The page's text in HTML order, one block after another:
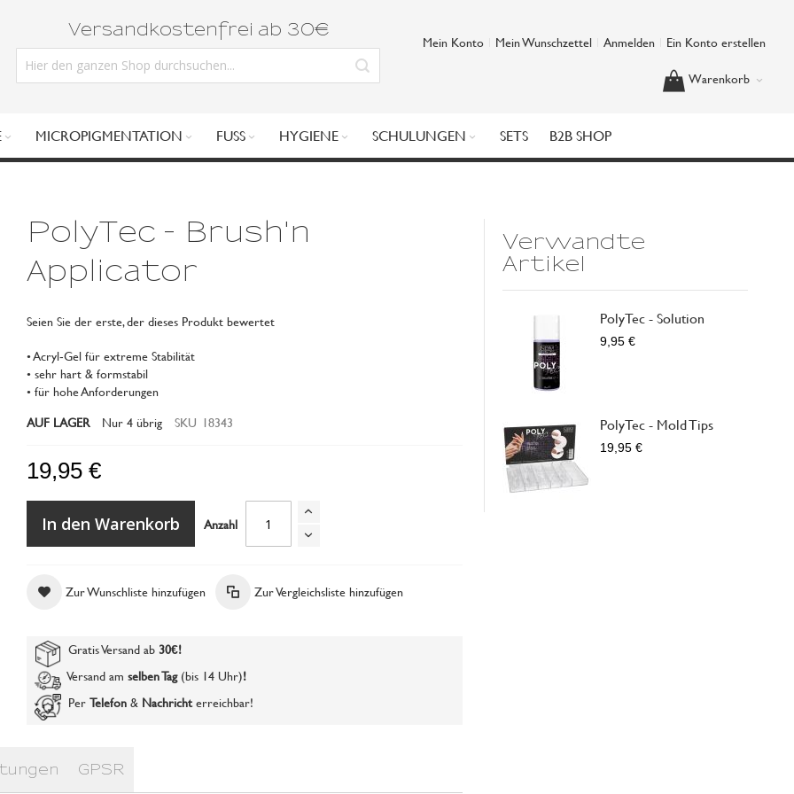
Versandkostenfrei ab 30€
Mein Konto Mein Wunschzettel Anmelden
Ein Konto erstellen
Warenkorb
MICROPIGMENTATION FUSS HYGIENE SCHULUNGEN SETS B2B SHOP
PolyTec - Brush'n
Applicator
Seien Sie der erste, der dieses Produkt bewertet
• Acryl‑Gel für extreme Stabilität
• sehr hart & formstabil
• für hohe Anforderungen
AUF LAGER
Nur4übrig SKU 18343
19,95 €
Anzahl
In den Warenkorb
Zur Wunschliste hinzufügen Zur Vergleichsliste hinzufügen
Gratis Versand ab 30€!
Versand am selben Tag(bis 14 Uhr)!
PerTelefon& Nachricht erreichbar!
Verwandte
Artikel
PolyTec - Solution
9,95 €
PolyTec - Mold Tips
19,95 €
GPSR